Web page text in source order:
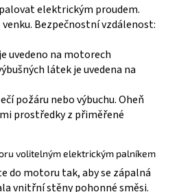
elektrickým proudem.
Bezpečnostní vzdálenost:
uvedeno na motorech
látek je uvedena na
požáru nebo výbuchu. Oheň
prostředky z přiměřené
volitelným elektrickým palníkem
do motoru tak, aby se zápalná
vnitřní stěny pohonné směsi.